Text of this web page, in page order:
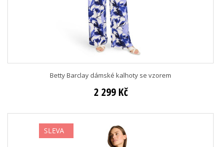
Betty Barclay dámské kalhoty se vzorem
2 299 Kč
SLEVA